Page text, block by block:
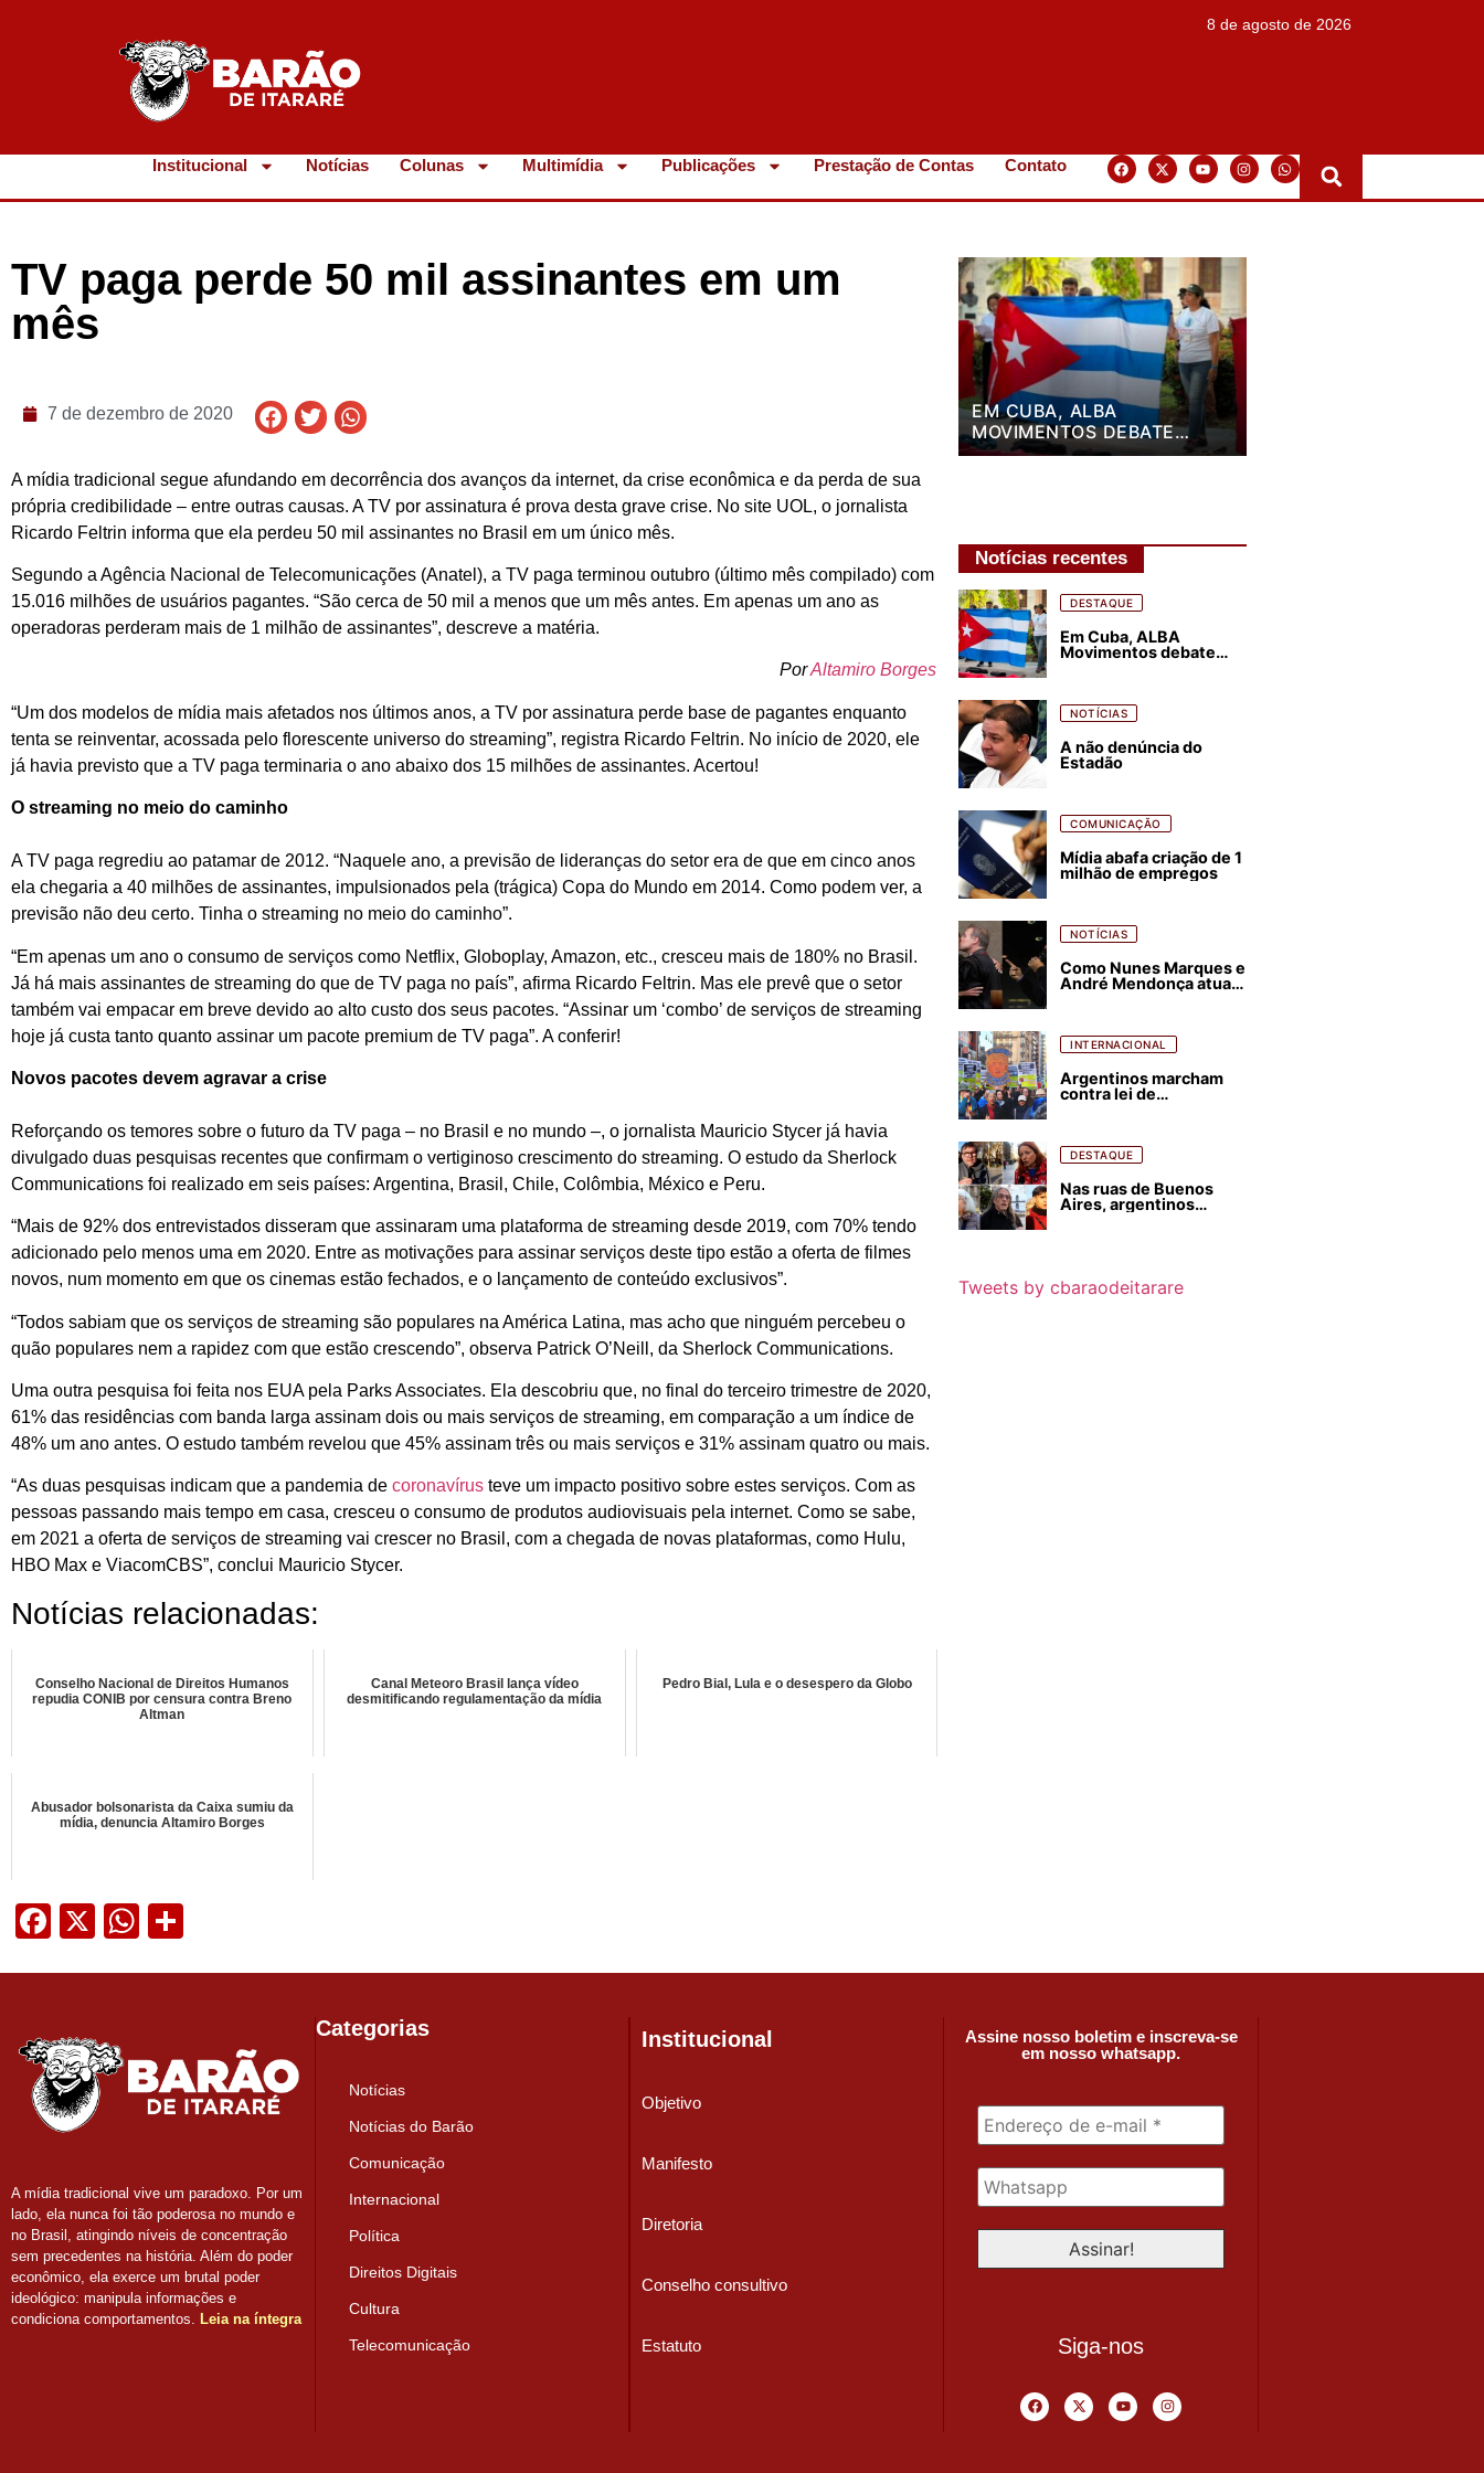
8 de agosto de 2026
Institucional Notícias Colunas Multimídia Publicações Prestação de Contas Contato
TV paga perde 50 mil assinantes em um
mês
7 de dezembro de 2020
A mídia tradicional segue afundando em decorrência dos avanços da internet, da crise econômica e da perda de sua
própria credibilidade – entre outras causas. A TV por assinatura é prova desta grave crise. No site UOL, o jornalista
Ricardo Feltrin informa que ela perdeu 50 mil assinantes no Brasil em um único mês.
Segundo a Agência Nacional de Telecomunicações (Anatel), a TV paga terminou outubro (último mês compilado) com
15.016 milhões de usuários pagantes. “São cerca de 50 mil a menos que um mês antes. Em apenas um ano as
operadoras perderam mais de 1 milhão de assinantes”, descreve a matéria.
PorAltamiro Borges
“Um dos modelos de mídia mais afetados nos últimos anos, a TV por assinatura perde base de pagantes enquanto
tenta se reinventar, acossada pelo florescente universo do streaming”, registra Ricardo Feltrin. No início de 2020, ele
já havia previsto que a TV paga terminaria o ano abaixo dos 15 milhões de assinantes. Acertou!
O streaming no meio do caminho
A TV paga regrediu ao patamar de 2012. “Naquele ano, a previsão de lideranças do setor era de que em cinco anos
ela chegaria a 40 milhões de assinantes, impulsionados pela (trágica) Copa do Mundo em 2014. Como podem ver, a
previsão não deu certo. Tinha o streaming no meio do caminho”.
“Em apenas um ano o consumo de serviços como Netflix, Globoplay, Amazon, etc., cresceu mais de 180% no Brasil.
Já há mais assinantes de streaming do que de TV paga no país”, afirma Ricardo Feltrin. Mas ele prevê que o setor
também vai empacar em breve devido ao alto custo dos seus pacotes. “Assinar um ‘combo’ de serviços de streaming
hoje já custa tanto quanto assinar um pacote premium de TV paga”. A conferir!
Novos pacotes devem agravar a crise
Reforçando os temores sobre o futuro da TV paga – no Brasil e no mundo –, o jornalista Mauricio Stycer já havia
divulgado duas pesquisas recentes que confirmam o vertiginoso crescimento do streaming. O estudo da Sherlock
Communications foi realizado em seis países: Argentina, Brasil, Chile, Colômbia, México e Peru.
“Mais de 92% dos entrevistados disseram que assinaram uma plataforma de streaming desde 2019, com 70% tendo
adicionado pelo menos uma em 2020. Entre as motivações para assinar serviços deste tipo estão a oferta de filmes
novos, num momento em que os cinemas estão fechados, e o lançamento de conteúdo exclusivos”.
“Todos sabiam que os serviços de streaming são populares na América Latina, mas acho que ninguém percebeu o
quão populares nem a rapidez com que estão crescendo”, observa Patrick O’Neill, da Sherlock Communications.
Uma outra pesquisa foi feita nos EUA pela Parks Associates. Ela descobriu que, no final do terceiro trimestre de 2020,
61% das residências com banda larga assinam dois ou mais serviços de streaming, em comparação a um índice de
48% um ano antes. O estudo também revelou que 45% assinam três ou mais serviços e 31% assinam quatro ou mais.
“As duas pesquisas indicam que a pandemia de coronavírus teve um impacto positivo sobre estes serviços. Com as
pessoas passando mais tempo em casa, cresceu o consumo de produtos audiovisuais pela internet. Como se sabe,
em 2021 a oferta de serviços de streaming vai crescer no Brasil, com a chegada de novas plataformas, como Hulu,
HBO Max e ViacomCBS”, conclui Mauricio Stycer.
Notícias relacionadas:
Conselho Nacional de Direitos Humanos
repudia CONIB por censura contra Breno
Altman
Canal Meteoro Brasil lança vídeo
desmitificando regulamentação da mídia
Pedro Bial, Lula e o desespero da Globo
Abusador bolsonarista da Caixa sumiu da
mídia, denuncia Altamiro Borges
Facebook
X WhatsApp
EM CUBA, ALBA
MOVIMENTOS DEBATE
PLANO DE LUTA PARA OS
Notícias recentes
DESTAQUE
Em Cuba, ALBA
Movimentos debate
NOTÍCIAS
A não denúncia do
Estadão
COMUNICAÇÃO
Mídia abafa criação de 1
milhão de empregos
NOTÍCIAS
Como Nunes Marques e
André Mendonça atuam
INTERNACIONAL
Argentinos marcham
contra lei de
florestais
DESTAQUE
Nas ruas de Buenos
Aires, argentinos
Tweets by cbaraodeitarare
A mídia tradicional vive um paradoxo. Por um
lado, ela nunca foi tão poderosa no mundo e
no Brasil, atingindo níveis de concentração
sem precedentes na história. Além do poder
econômico, ela exerce um brutal poder
ideológico: manipula informações e
condiciona comportamentos. Leia na íntegra
Categorias
Notícias
Notícias do Barão
Comunicação
Internacional
Política
Direitos Digitais
Cultura
Telecomunicação
Institucional
Objetivo
Manifesto
Diretoria
Conselho consultivo
Estatuto
Assine nosso boletim e inscreva-se
em nosso whatsapp.
Siga-nos